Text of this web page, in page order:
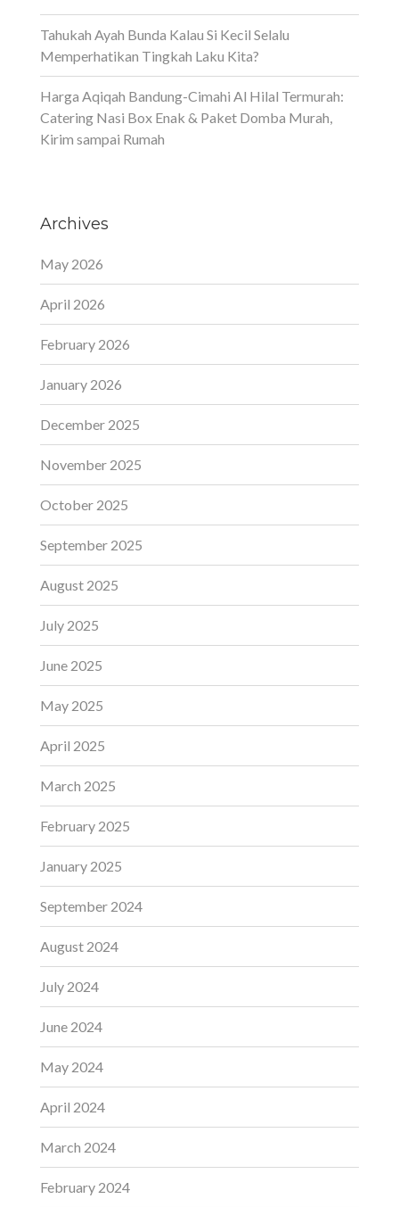
Tahukah Ayah Bunda Kalau Si Kecil Selalu
Memperhatikan Tingkah Laku Kita?
Harga Aqiqah Bandung-Cimahi Al Hilal Termurah:
Catering Nasi Box Enak & Paket Domba Murah,
Kirim sampai Rumah
Archives
May 2026
April 2026
February 2026
January 2026
December 2025
November 2025
October 2025
September 2025
August 2025
July 2025
June 2025
May 2025
April 2025
March 2025
February 2025
January 2025
September 2024
August 2024
July 2024
June 2024
May 2024
April 2024
March 2024
February 2024